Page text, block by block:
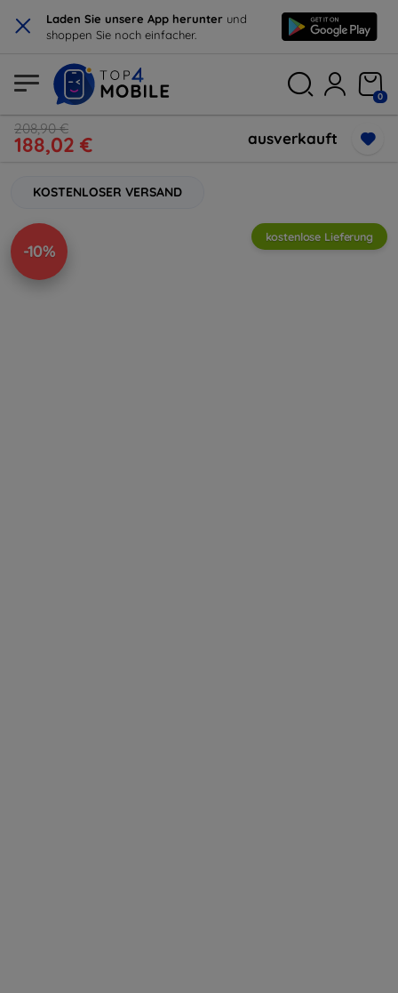
× Laden Sie unsere App herunter und
shoppen Sie noch einfacher.
0
208,90 €
188,02 € ausverkauft
KOSTENLOSER VERSAND
-10%
kostenlose Lieferung